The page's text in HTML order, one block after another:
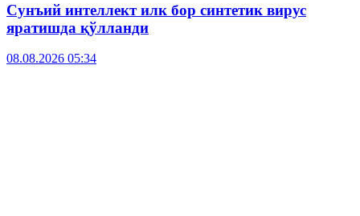
Сунъий интеллект илк бор синтетик вирус
яратишда қўлланди
08.08.2026 05:34